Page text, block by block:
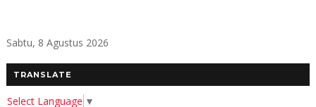
Sabtu, 8 Agustus 2026
TRANSLATE
Select Language ▼